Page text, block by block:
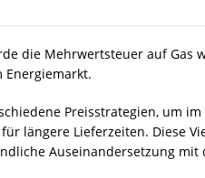
die Mehrwertsteuer auf Gas
Preisstrategien, um
längere Lieferzeiten. Diese
Auseinandersetzung mit